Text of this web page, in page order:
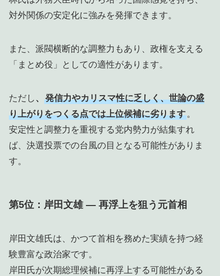
対外関係の安定化に強みを発揮できます。
また、派閥横断的な調整力もあり、政権を支える
「まとめ役」としての適性があります。
ただし 、 発信力やカリスマ性に乏しく、世論の盛
り上がりをつくる点では上位候補に劣ります。
安定性と調整力を重視する党内勢力が結集すれ
ば、決選投票での台風の目となる可能性がありま
す。
第5位：岸田文雄 ― 再浮上を狙う元首相
岸田文雄氏は、かつて首相を務めた実績を持つ経
験豊富な政治家です。
岸田氏が次期総理候補に再浮上する可能性がある